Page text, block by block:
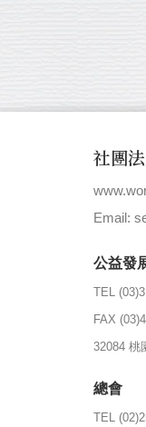
社團
Email:
公益發
TEL
FAX
32084 桃
總會
TEL